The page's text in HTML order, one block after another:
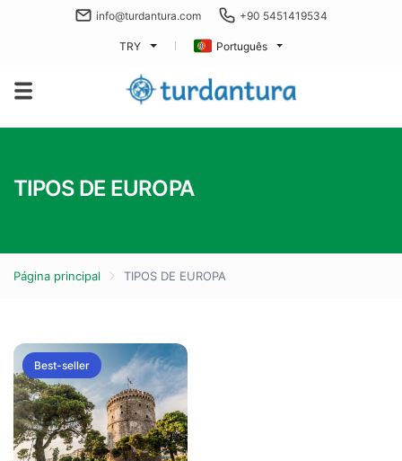
info@turdantura.com +90 5451419534
TRY Português
TIPOS DE EUROPA
Página principal TIPOS DE EUROPA
Best-seller